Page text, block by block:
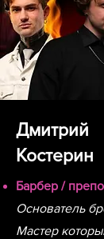
Дмитрий
Костерин
Барбер /
Основатель
Мастер